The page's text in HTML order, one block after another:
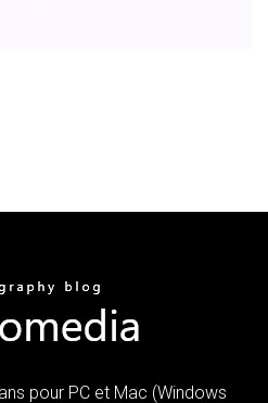
pour PC et Mac (Windows